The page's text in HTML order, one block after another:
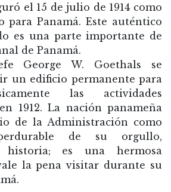
el 15 de julio de 1914 como
Panamá. Este auténtico
es una parte importante de
de Panamá.
George W. Goethals se
un edificio permanente para
las actividades
1912. La nación panameña
de la Administración como
de su orgullo,
historia; es una hermosa
la pena visitar durante su